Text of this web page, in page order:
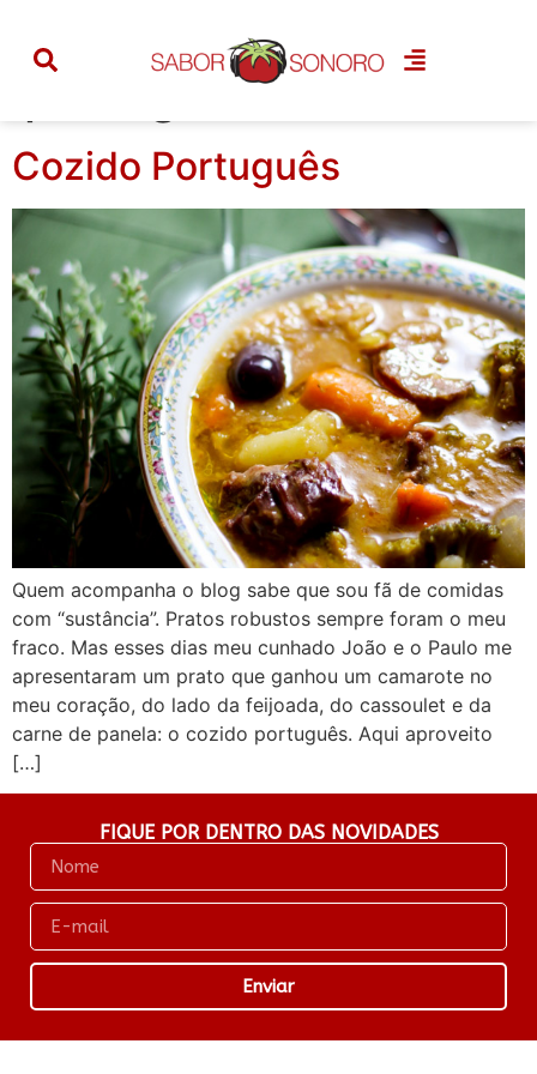
Categoria:
portuguesa
Cozido Português
Quem acompanha o blog sabe que sou fã de comidas
com “sustância”. Pratos robustos sempre foram o meu
fraco. Mas esses dias meu cunhado João e o Paulo me
apresentaram um prato que ganhou um camarote no
meu coração, do lado da feijoada, do cassoulet e da
carne de panela: o cozido português. Aqui aproveito
[…]
FIQUE POR DENTRO DAS NOVIDADES
Enviar